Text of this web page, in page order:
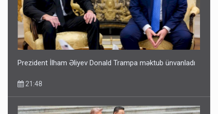
Pakistan prezidentindən Azərbaycanla bağlı açıqlama
13:58
Prezident İlham Əliyev Donald Trampa məktub ünvanladı
21:48